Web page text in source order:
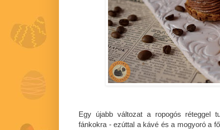
Egy újabb változat a ropogós réteggel
fánkokra - ezúttal a kávé és a mogyoró a